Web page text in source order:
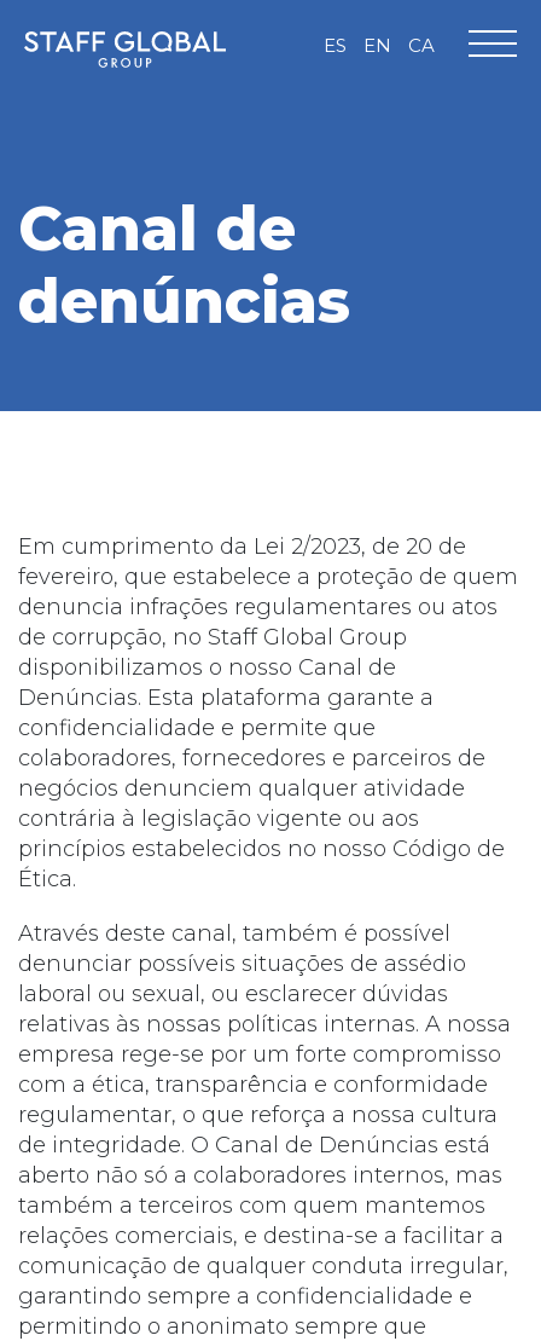
ES EN CA
Canal de
denúncias
Em cumprimento da Lei 2/2023, de 20 de
fevereiro, que estabelece a proteção de quem
denuncia infrações regulamentares ou atos
de corrupção, no Staff Global Group
disponibilizamos o nosso Canal de
Denúncias. Esta plataforma garante a
confidencialidade e permite que
colaboradores, fornecedores e parceiros de
negócios denunciem qualquer atividade
contrária à legislação vigente ou aos
princípios estabelecidos no nosso Código de
Ética.
Através deste canal, também é possível
denunciar possíveis situações de assédio
laboral ou sexual, ou esclarecer dúvidas
relativas às nossas políticas internas. A nossa
empresa rege-se por um forte compromisso
com a ética, transparência e conformidade
regulamentar, o que reforça a nossa cultura
de integridade. O Canal de Denúncias está
aberto não só a colaboradores internos, mas
também a terceiros com quem mantemos
relações comerciais, e destina-se a facilitar a
comunicação de qualquer conduta irregular,
garantindo sempre a confidencialidade e
permitindo o anonimato sempre que